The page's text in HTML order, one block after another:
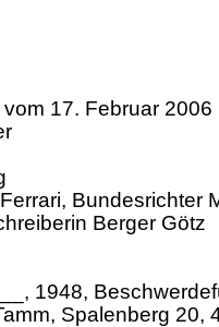
17. Februar 2006
Bundesrichter
Berger Götz
1948,
Spalenberg 20,